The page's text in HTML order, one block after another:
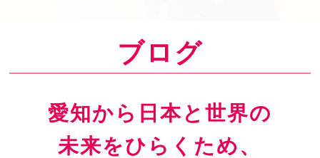
ブログ
愛知から日本と世界の
未来をひらくため、